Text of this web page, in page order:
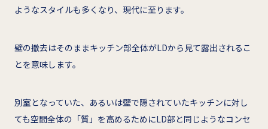
ようなスタイルも多くなり、現代に至ります。
壁の撤去はそのままキッチン部全体がLDから見て露出されるこ
とを意味します。
別室となっていた、あるいは壁で隠されていたキッチンに対し
ても空間全体の「質」を高めるためにLD部と同じようなコンセ